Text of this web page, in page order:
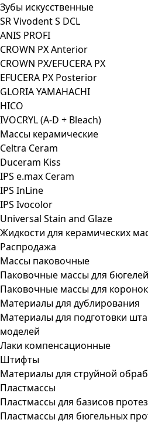
Зубы искусственные
SR Vivodent S DCL
ANIS PROFI
CROWN PX Anterior
CROWN PX/EFUCERA PX
EFUCERA PX Posterior
GLORIA YAMAHACHI
HICO
IVOCRYL (A-D + Bleach)
Массы керамические
Celtra Ceram
Duceram Kiss
IPS e.max Ceram
IPS InLine
IPS Ivocolor
Universal Stain and Glaze
Жидкости для керамических
Распродажа
Массы паковочные
Паковочные массы для бюгелей
Паковочные массы для
Материалы для дублирования
Материалы для подготовки
моделей
Лаки компенсационные
Штифты
Материалы для струйной
Пластмассы
Пластмассы для базисов
Пластмассы для бюгельных